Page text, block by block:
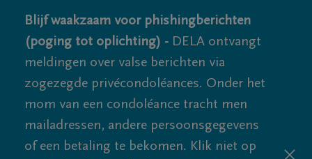
Blijf waakzaam voor phishingberichten
(poging tot oplichting) - DELA ontvangt
meldingen over valse berichten via
zogezegde privécondoléances. Onder het
mom van een condoléance tracht men
mailadressen, andere persoonsgegevens
of een betaling te bekomen. Klik niet op